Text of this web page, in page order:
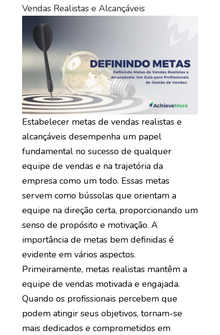
Vendas Realistas e Alcançáveis
Estabelecer metas de vendas realistas e
alcançáveis desempenha um papel
fundamental no sucesso de qualquer
equipe de vendas e na trajetória da
empresa como um todo. Essas metas
servem como bússolas que orientam a
equipe na direção certa, proporcionando um
senso de propósito e motivação. A
importância de metas bem definidas é
evidente em vários aspectos.
Primeiramente, metas realistas mantêm a
equipe de vendas motivada e engajada.
Quando os profissionais percebem que
podem atingir seus objetivos, tornam-se
mais dedicados e comprometidos em